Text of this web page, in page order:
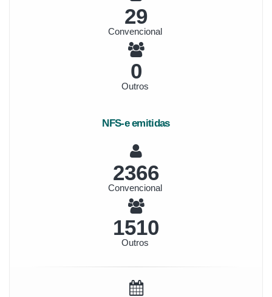
31
Convencional
0
Outros
NFS-e emitidas
2535
Convencional
1618
Outros